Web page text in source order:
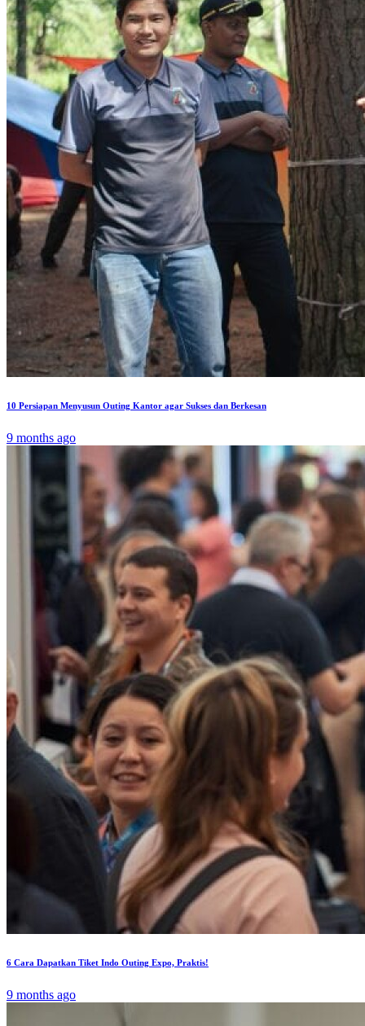
10 Persiapan Menyusun Outing Kantor agar Sukses dan Berkesan
9 months ago
6 Cara Dapatkan Tiket Indo Outing Expo, Praktis!
9 months ago